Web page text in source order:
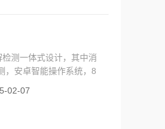
测一体式设计，其中消
，安卓智能操作系统，8
数水质检测仪具有性能
02-07